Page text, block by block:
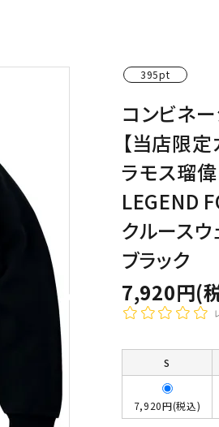
395pt
コンビネ
【当店限定
ラモス瑠偉
LEGEND
クルースウ
ブラック
7,920円(
S
7,920円(税込)